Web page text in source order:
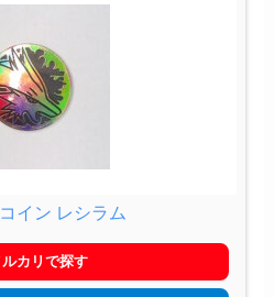
イン レシラム
ルカリで探す